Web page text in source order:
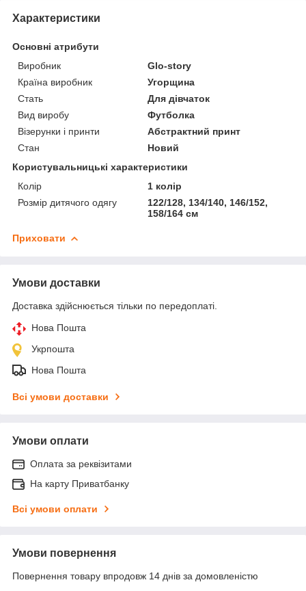
Характеристики
Основні атрибути
Виробник
Glo-story
Країна виробник
Угорщина
Стать
Для дівчаток
Вид виробу
Футболка
Візерунки і принти
Абстрактний принт
Стан
Новий
Користувальницькі характеристики
Колір
1 колір
Розмір дитячого одягу
122/128, 134/140, 146/152,
158/164 см
Приховати
Умови доставки
Доставка здійснюється тільки по передоплаті.
Нова Пошта
Укрпошта
Нова Пошта
Всі умови доставки
Умови оплати
Оплата за реквізитами
На карту Приватбанку
Всі умови оплати
Умови повернення
Повернення товару впродовж 14 днів за домовленістю